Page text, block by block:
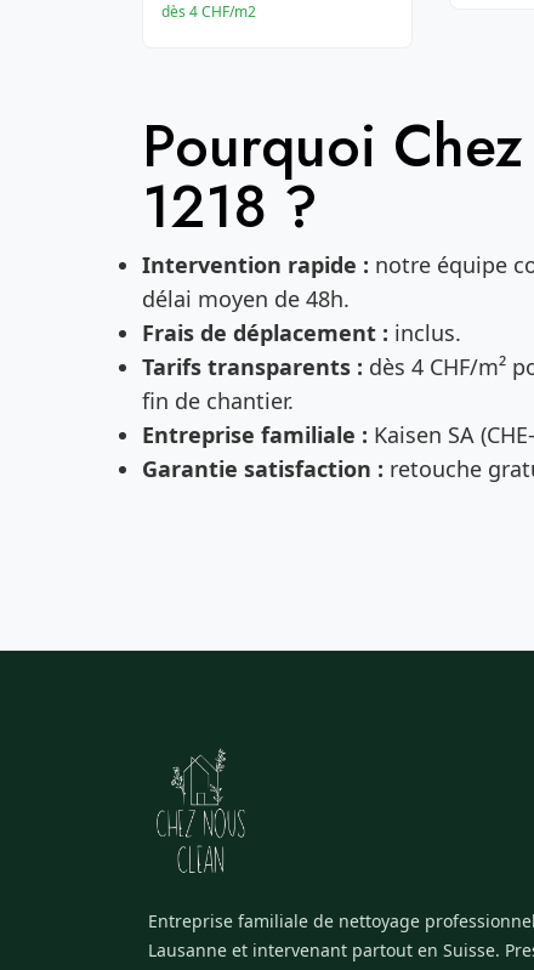
dès 4 CHF/m2
Pourquoi
1218 ?
Intervention rapide : notre équipe
délai moyen de 48h.
Frais de déplacement : inclus.
Tarifs transparents : dès 4 CHF/m²
fin de chantier.
Entreprise familiale : Kaisen SA
Garantie satisfaction : retouche
Entreprise familiale de nettoyage
Lausanne et intervenant partout en Suisse.